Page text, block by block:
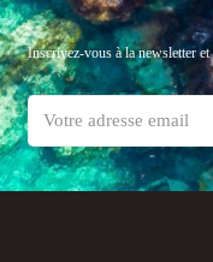
Inscrivez-vous à la newsletter